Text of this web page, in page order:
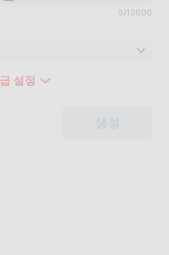
0/12000
설정